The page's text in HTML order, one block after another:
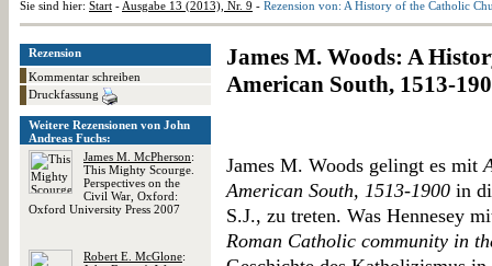
Sie sind hier: Start - Ausgabe 13 (2013), Nr. 9 - Rezension von: A History of the Catholic
Rezension
Kommentar schreiben
Druckfassung
Weitere Rezensionen von John
Andreas Fuchs:
James M. McPherson:
This Mighty Scourge.
Perspectives on the
Civil War, Oxford:
Oxford University Press 2007
Robert E. McGlone:
James M. Woods: A
American South, 1513-
James M. Woods gelingt es mit
American South, 1513-1900 in
S.J., zu treten. Was Hennesey
Roman Catholic community in